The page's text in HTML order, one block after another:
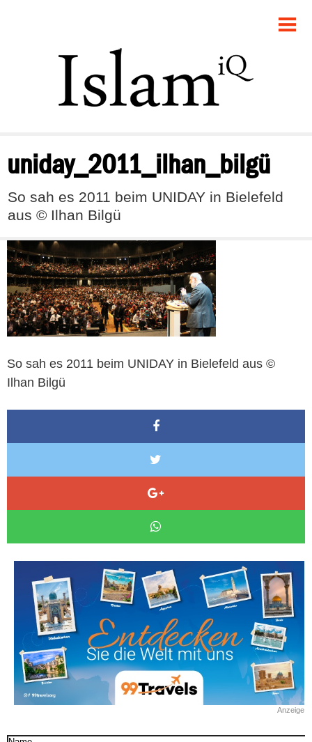
GESELLSCHAFT
STARTSEITE
RECHT
DEBATTE
PANORAMA
uniday_2011_ilhan_bilgü
So sah es 2011 beim UNIDAY in Bielefeld
aus © Ilhan Bilgü
So sah es 2011 beim UNIDAY in Bielefeld aus ©
Ilhan Bilgü
Anzeige